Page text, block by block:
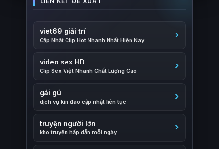
viet69 giải trí
Cập Nhật Clip Hot Nhanh Nhất Hiện Nay
video sex HD
Clip Sex Việt Nhanh Chất Lượng Cao
gái gú
dịch vụ kín đáo cập nhật liên tục
truyện người lớn
kho truyện hấp dẫn mỗi ngày